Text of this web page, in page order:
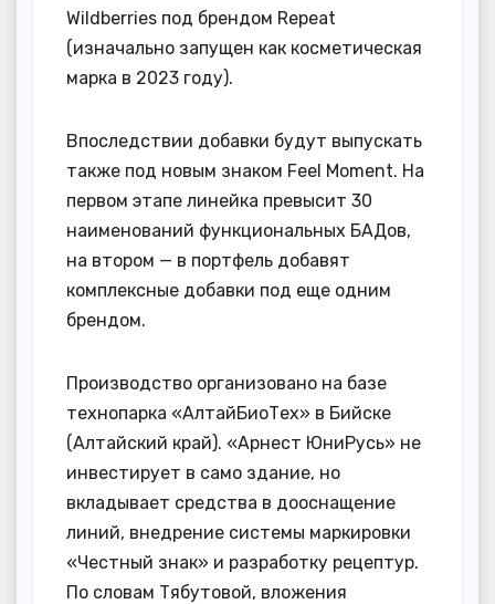
Wildberries под брендом Repeat
(изначально запущен как косметическая
марка в 2023 году).
Впоследствии добавки будут выпускать
также под новым знаком Feel Moment. На
первом этапе линейка превысит 30
наименований функциональных БАДов,
на втором — в портфель добавят
комплексные добавки под еще одним
брендом.
Производство организовано на базе
технопарка «АлтайБиоТех» в Бийске
(Алтайский край). «Арнест ЮниРусь» не
инвестирует в само здание, но
вкладывает средства в дооснащение
линий, внедрение системы маркировки
«Честный знак» и разработку рецептур.
По словам Тябутовой, вложения